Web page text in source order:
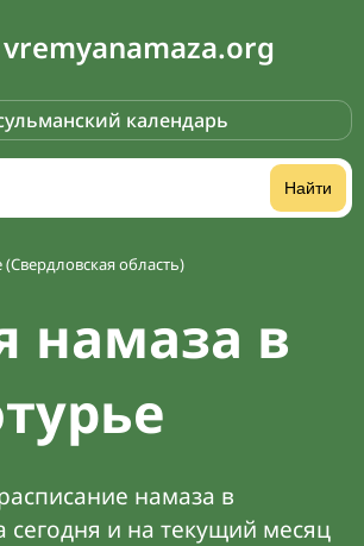
vremyanamaza.org
календарь
Найти
(Свердловская область)
намаза в
намаза в
сегодня и на текущий месяц